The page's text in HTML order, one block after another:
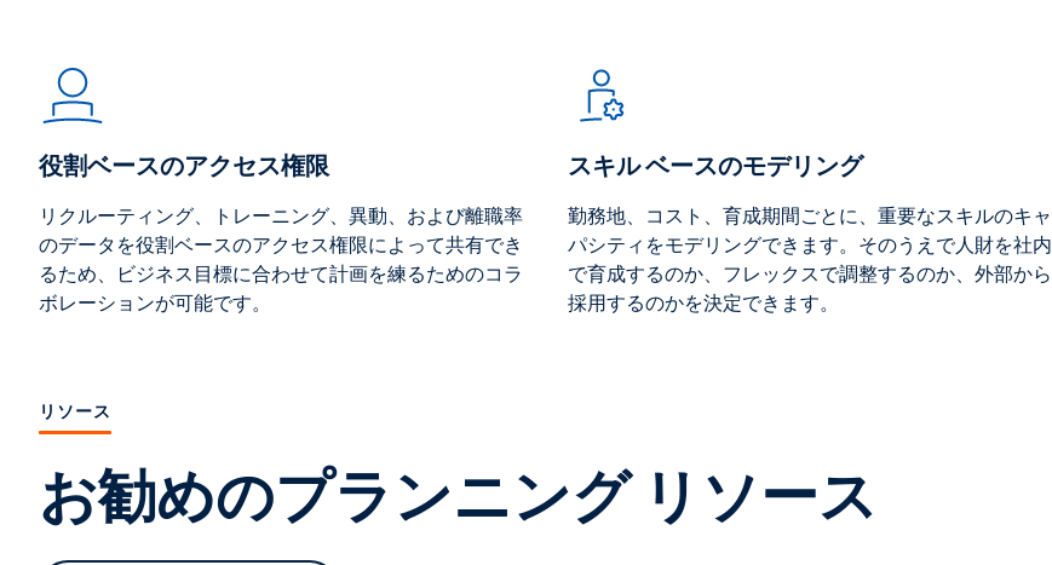
役割ベースのアクセス権限
リクルーティング、トレーニング、異動、および離職率
のデータを役割ベースのアクセス権限によって共有でき
るため、ビジネス目標に合わせて計画を練るためのコラ
ボレーションが可能です。
スキル ベースのモデリング
勤務地、コスト、育成期間ごとに、重要なスキルのキャ
パシティをモデリングできます。そのうえで人財を社内
で育成するのか、フレックスで調整するのか、外部から
採用するのかを決定できます。
リソース
お勧めのプランニング リソース